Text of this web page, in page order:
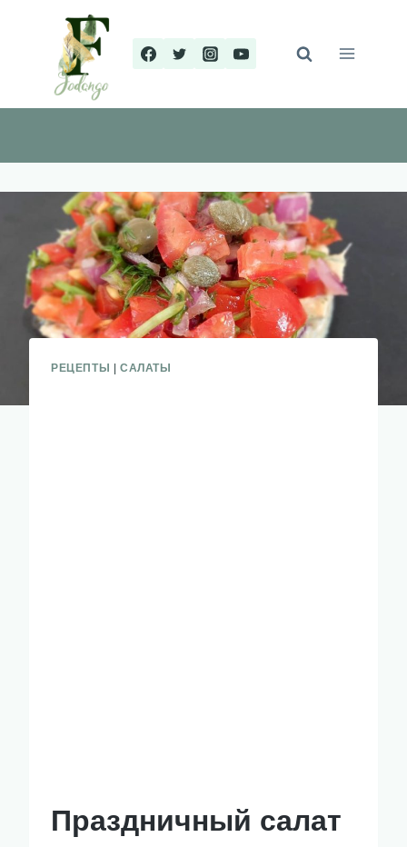
содержимому
РЕЦЕПТЫ САЛАТЫ
Праздничный салат